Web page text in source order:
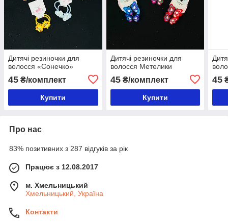
Дитячі резиночки для
волосся «Сонечко»
45 ₴/комплект
Купити
Дитячі резиночки для
волосся Метелики
45₴/комплект
Купити
45
Про нас
83% позитивних з 287 відгуків за рік
Працює з 12.08.2017
м. Хмельницький
Хмельницький, Україна
Контакти